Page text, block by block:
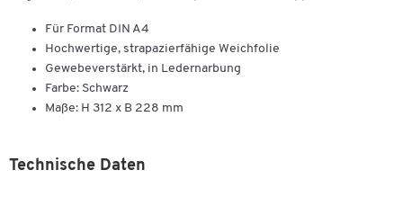
Für Format DIN A4
Hochwertige, strapazierfähige Weichfolie
Gewebeverstärkt, in Ledernarbung
Farbe: Schwarz
Maße: H 312 x B 228 mm
Technische Daten